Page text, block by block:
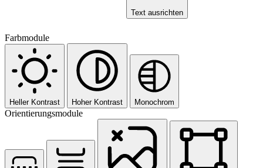
Text ausrichten
Farbmodule
Heller Kontrast Hoher Kontrast Monochrom
Orientierungsmodule